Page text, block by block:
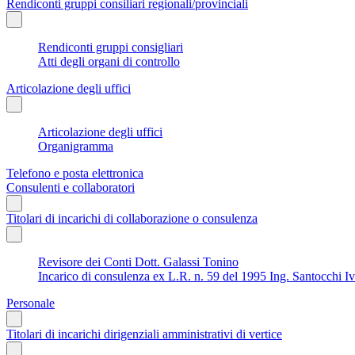
Rendiconti gruppi consiliari regionali/provinciali
Rendiconti gruppi consigliari
Atti degli organi di controllo
Articolazione degli uffici
Articolazione degli uffici
Organigramma
Telefono e posta elettronica
Consulenti e collaboratori
Titolari di incarichi di collaborazione o consulenza
Revisore dei Conti Dott. Galassi Tonino
Incarico di consulenza ex L.R. n. 59 del 1995 Ing. Santocchi
Personale
Titolari di incarichi dirigenziali amministrativi di vertice